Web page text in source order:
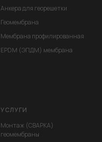
Анкера для георешетки
Геомембрана
Мембрана профилированная
EPDM (ЭПДМ) мембрана
УСЛУГИ
Монтаж (СВАРКА)
геомембраны